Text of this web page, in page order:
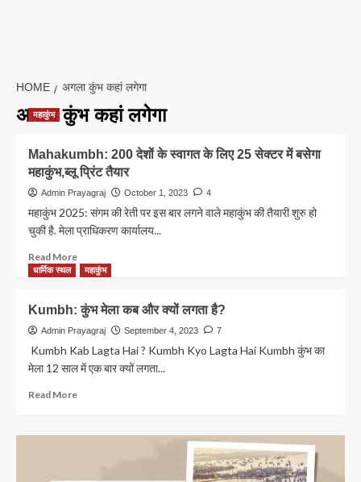
HOME अगला कुंभ कहां लगेगा
अगला कुंभ कहां लगेगा
महाकुंभ
Mahakumbh: 200 देशों के स्वागत के लिए 25 सेक्टर में बसेगा
महाकुंभ,ब्लू प्रिंट तैयार
Admin Prayagraj October 1, 2023 4
महाकुंभ 2025: संगम की रेती पर इस बार लगने वाले महाकुंभ की तैयारी शुरु हो
चुकी है. मेला प्राधिकरण कार्यालय...
Read MoreRead
more
Mahakumbh:
200
देशों
के
स्वागत
लिए
में
धार्मिक स्थल महाकुंभ
Kumbh: कुंभ मेला कब और क्यों लगता है?
Admin Prayagraj September 4, 2023 7
Kumbh Kab Lagta Hai ? Kumbh Kyo Lagta Hai Kumbh कुंभ का
मेला 12 साल में एक बार क्यों लगता...
Read MoreRead
Kumbh: